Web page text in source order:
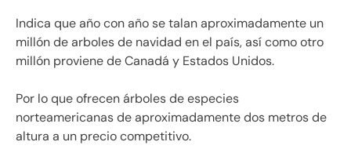
Indica que año con año se talan aproximadamente un
millón de arboles de navidad en el país, así como otro
millón proviene de Canadá y Estados Unidos.
Por lo que ofrecen árboles de especies
norteamericanas de aproximadamente dos metros de
altura a un precio competitivo.